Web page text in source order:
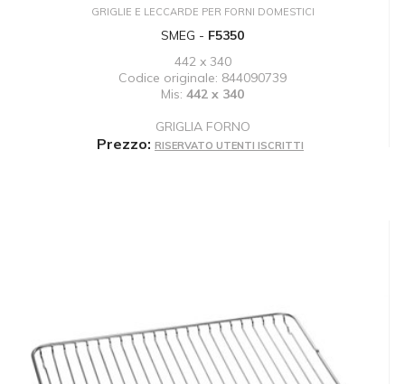
GRIGLIE E LECCARDE PER FORNI DOMESTICI
SMEG - F5350
442 x 340
Codice originale: 844090739
Mis: 442 x 340
GRIGLIA FORNO
Prezzo: RISERVATO UTENTI ISCRITTI